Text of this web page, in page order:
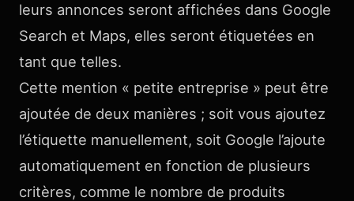
leurs annonces seront affichées dans Google
Search et Maps, elles seront étiquetées en
tant que telles.
Cette mention « petite entreprise » peut être
ajoutée de deux manières ; soit vous ajoutez
l’étiquette manuellement, soit Google l’ajoute
automatiquement en fonction de plusieurs
critères, comme le nombre de produits